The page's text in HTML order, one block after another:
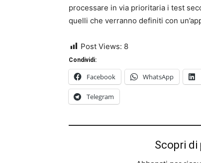
processare in via prioritaria i test
quelli che verranno definiti con
Post Views: 8
Condividi:
Facebook WhatsApp
Telegram
Scopri